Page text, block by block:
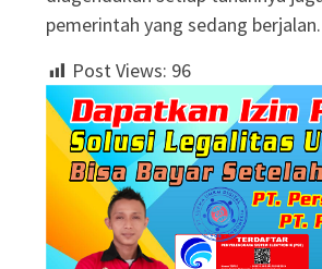
pemerintah yang sedang
Post Views: 96